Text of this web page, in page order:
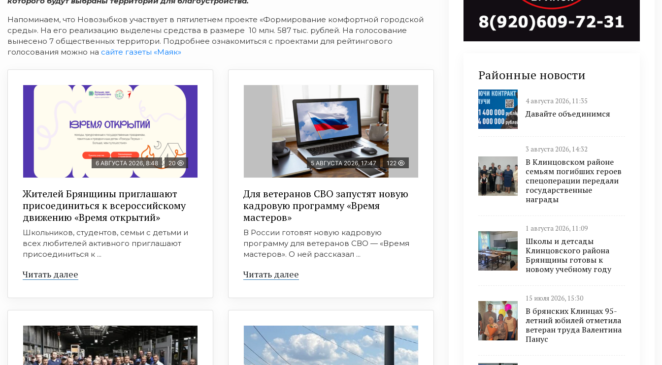
Напоминаем, что Новозыбков участвует в пятилетнем проекте «Формирование комфортной городской
среды». На его реализацию выделены средства в размере 10 млн. 587 тыс. рублей. На голосование
вынесено 7 общественных территори. Подробнее ознакомиться с проектами для рейтингового
голосования можно на сайте газеты «Маяк»
6 АВГУСТА 2026, 8:48 20
Жителей Брянщины приглашают
присоединиться к всероссийскому
движению «Время открытий»
Школьников, студентов, семьи с детьми и
всех любителей активного приглашают
присоединиться к ...
Читать далее
5 АВГУСТА 2026, 17:47 122
Для ветеранов СВО запустят новую
кадровую программу «Время
мастеров»
В России готовят новую кадровую
программу для ветеранов СВО — «Время
мастеров». О ней рассказал ...
Читать далее
Районные новости
4 августа 2026, 11:35
Давайте объединимся
3 августа 2026, 14:32
В Клинцовском районе
семьям погибших героев
спецоперации передали
государственные
награды
1 августа 2026, 11:09
Школы и детсады
Клинцовского района
Брянщины готовы к
новому учебному году
15 июля 2026, 15:30
В брянских Клинцах 95-
летний юбилей отметила
ветеран труда Валентина
Панус